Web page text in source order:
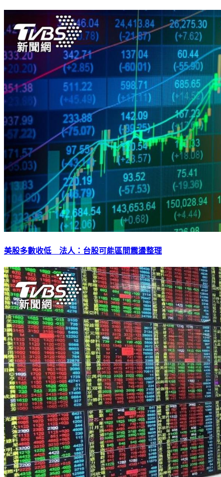
美股多數收低 法人：台股可能區間震盪整理